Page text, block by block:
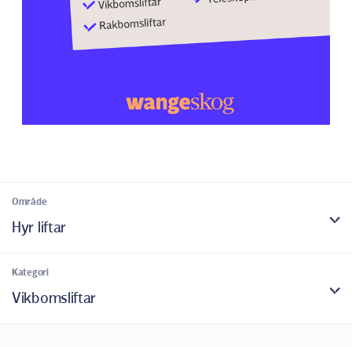
Område
Hyr liftar
Kategori
Vikbomsliftar